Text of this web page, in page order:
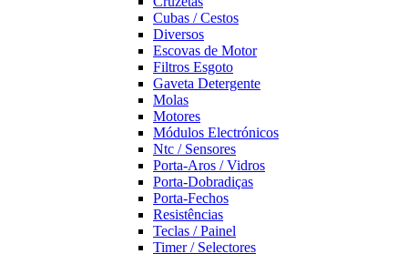
Cubas / Cestos
Diversos
Escovas de Motor
Filtros Esgoto
Gaveta Detergente
Molas
Motores
Módulos Electrónicos
Ntc / Sensores
Porta-Aros / Vidros
Porta-Dobradiças
Porta-Fechos
Resistências
Teclas / Painel
Timer / Selectores